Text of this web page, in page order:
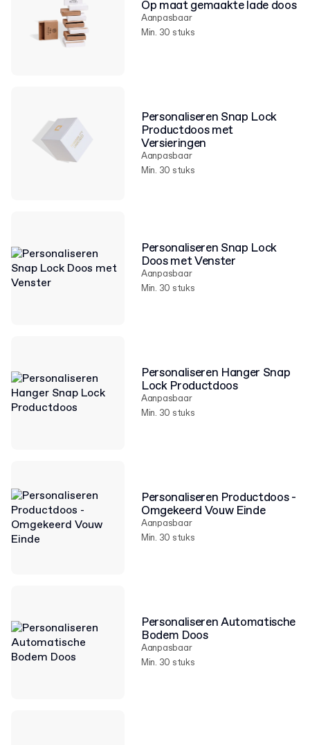
Op maat gemaakte lade doos
Aanpasbaar
Min. 30 stuks
Personaliseren Snap Lock
Productdoos met
Versieringen
Aanpasbaar
Min. 30 stuks
Personaliseren Snap Lock
Doos met Venster
Aanpasbaar
Min. 30 stuks
Personaliseren Hanger Snap
Lock Productdoos
Aanpasbaar
Min. 30 stuks
Personaliseren Productdoos -
Omgekeerd Vouw Einde
Aanpasbaar
Min. 30 stuks
Personaliseren Automatische
Bodem Doos
Aanpasbaar
Min. 30 stuks